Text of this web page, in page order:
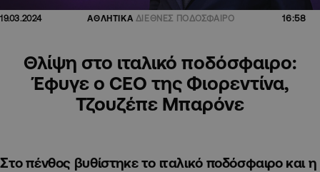
19.03.2024 ΑΘΛΗΤΙΚΑ ΔΙΕΘΝΕΣ ΠΟΔΟΣΦΑΙΡΟ 16:58
Θλίψη στο ιταλικό ποδόσφαιρο:
Έφυγε ο CEO της Φιορεντίνα,
Τζουζέπε Μπαρόνε
Στο πένθος βυθίστηκε το ιταλικό ποδόσφαιρο και η